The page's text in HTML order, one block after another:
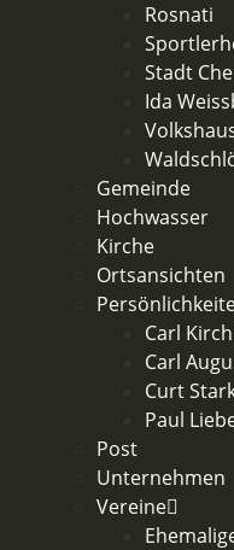
Rosnati
Stadt
Ida
Gemeinde
Hochwasser
Kirche
Ortsansichten
Carl
Carl
Curt
Paul
Post
Unternehmen
Vereine